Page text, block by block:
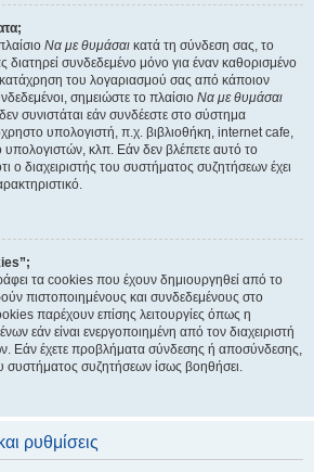
Να με θυμάσαι κατά τη σύνδεση σας, το
συνδεδεμένο μόνο για έναν καθορισμένο
του λογαριασμού σας από κάποιον
σημειώστε το πλαίσιο Να με θυμάσαι
συνιστάται εάν συνδέεστε στο σύστημα
υπολογιστή, π.χ. βιβλιοθήκη, internet cafe,
υπολογιστών, κλπ. Εάν δεν βλέπετε αυτό το
ο διαχειριστής του συστήματος συζητήσεων έχει
τα cookies που έχουν δημιουργηθεί από το
πιστοποιημένους και συνδεδεμένους στο
παρέχουν επίσης λειτουργίες όπως η
εάν είναι ενεργοποιημένη από τον διαχειριστή
Εάν έχετε προβλήματα σύνδεσης ή αποσύνδεσης,
συζητήσεων ίσως βοηθήσει.
ρυθμίσεις